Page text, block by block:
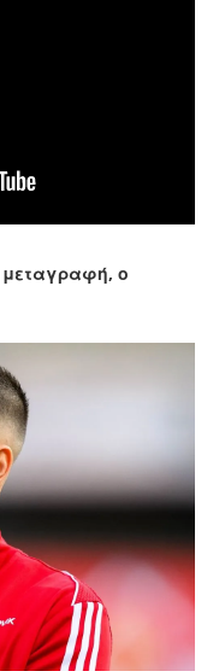
μεταγραφή, ο